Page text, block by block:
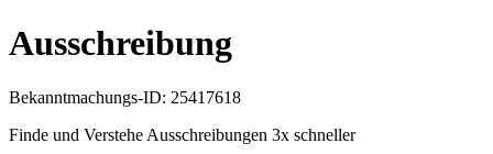
Ausschreibung
Bekanntmachungs-ID: 25417618
Finde und Verstehe Ausschreibungen 3x schneller